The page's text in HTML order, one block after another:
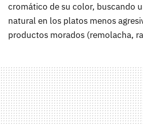
cromático de su color, buscando
natural en los platos menos
productos morados (remolacha,